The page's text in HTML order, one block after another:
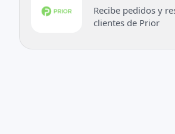
Recibe pedidos y
clientes de Prior